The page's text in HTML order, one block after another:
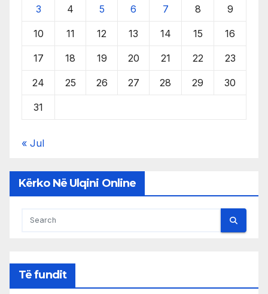
3 4 5 6 7 8 9
10 11 12 13 14 15 16
17 18 19 20 21 22 23
24 25 26 27 28 29 30
31
« Jul
Kërko Në Ulqini Online
Të fundit